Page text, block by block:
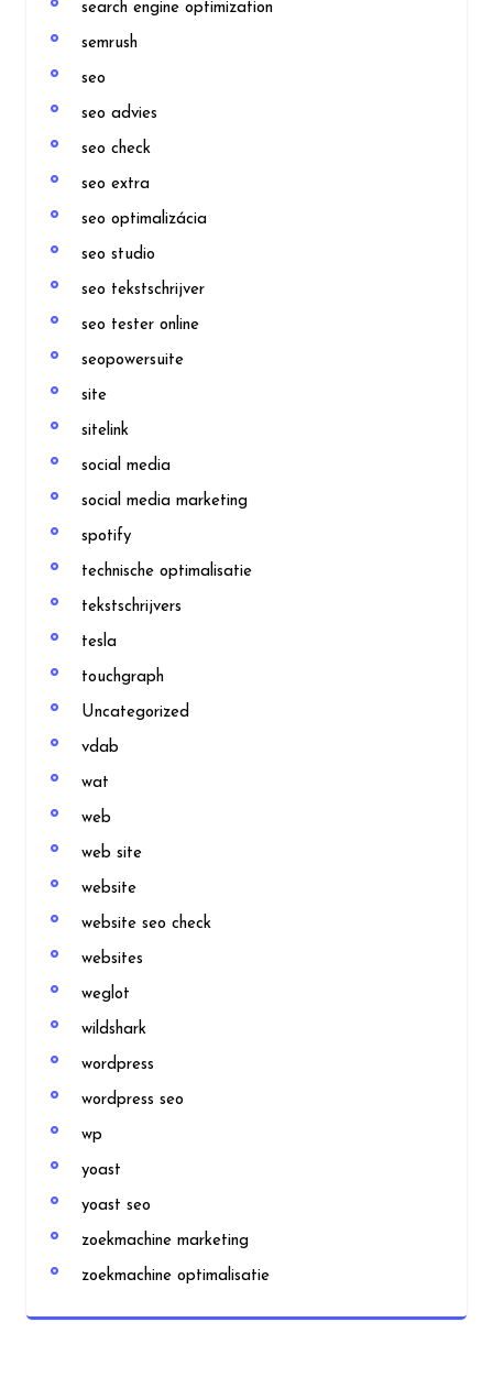
search engine optimization
semrush
seo
seo advies
seo check
seo extra
seo optimalizácia
seo studio
seo tekstschrijver
seo tester online
seopowersuite
site
sitelink
social media
social media marketing
spotify
technische optimalisatie
tekstschrijvers
tesla
touchgraph
Uncategorized
vdab
wat
web
web site
website
website seo check
websites
weglot
wildshark
wordpress
wordpress seo
wp
yoast
yoast seo
zoekmachine marketing
zoekmachine optimalisatie